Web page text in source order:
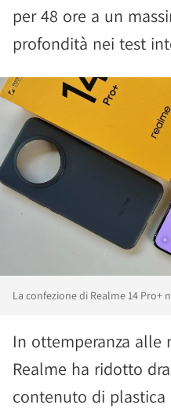
per 48 ore a un
profondità nei test
La confezione di Realme 14
In ottemperanza alle
Realme ha ridotto
contenuto di